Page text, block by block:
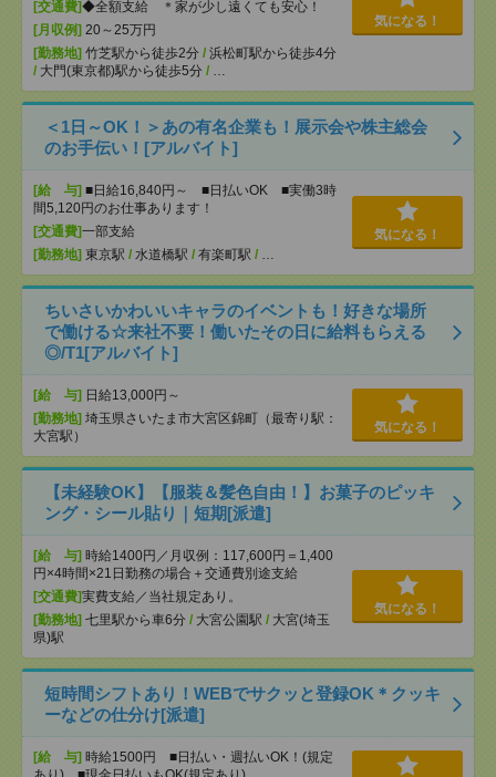
[交通費]◆全額支給 ＊家が少し遠くても安心！
[月収例] 20～25万円
[勤務地] 竹芝駅から徒歩2分 / 浜松町駅から徒歩4分
/ 大門(東京都)駅から徒歩5分 / …
気になる！
＜1日～OK！＞あの有名企業も！展示会や株主総会
のお手伝い！[アルバイト]
[給 与] ■日給16,840円～ ■日払いOK ■実働3時
間5,120円のお仕事あります！
[交通費]一部支給
[勤務地] 東京駅 / 水道橋駅 / 有楽町駅 / …
気になる！
ちいさいかわいいキャラのイベントも！好きな場所
で働ける☆来社不要！働いたその日に給料もらえる
◎/T1[アルバイト]
[給 与] 日給13,000円～
[勤務地] 埼玉県さいたま市大宮区錦町（最寄り駅：
大宮駅）
気になる！
【未経験OK】【服装＆髪色自由！】お菓子のピッキ
ング・シール貼り｜短期[派遣]
[給 与] 時給1400円／月収例：117,600円＝1,400
円×4時間×21日勤務の場合＋交通費別途支給
[交通費]実費支給／当社規定あり。
[勤務地] 七里駅から車6分 / 大宮公園駅 / 大宮(埼玉
県)駅
気になる！
短時間シフトあり！WEBでサクッと登録OK＊クッキ
ーなどの仕分け[派遣]
[給 与] 時給1500円 ■日払い・週払いOK！(規定